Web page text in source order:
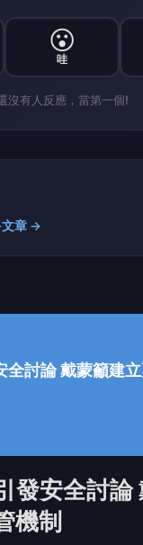
😮
哇
沒有人反應，當第一個!
文章 →
全討論 戴蒙籲建
發安全討論
機制